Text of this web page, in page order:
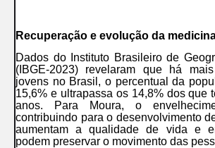
Recuperação e evolução da
Dados do Instituto Brasileiro de
(IBGE-2023) revelaram que há
jovens no Brasil, o percentual da
15,6% e ultrapassa os 14,8% dos que
anos. Para Moura, o
contribuindo para o desenvolvimento
aumentam a qualidade de vida e
podem preservar o movimento das